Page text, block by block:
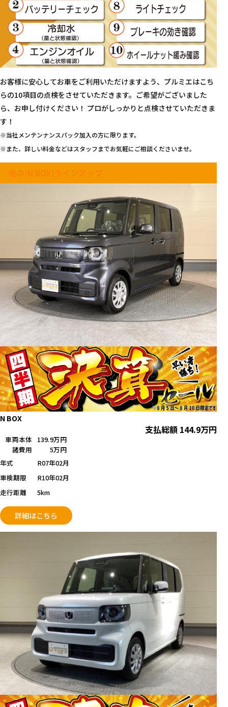
お客様に安心してお車をご利用いただけますよう、プルミエはこち
らの10項目の点検をさせていただきます。ご希望がございました
ら、お申し付けください！ プロがしっかりと点検させていただきま
す！
※当社メンテンナンスパック加入の方に限ります。
※また、詳しい料金などはスタッフまでお気軽にご相談くださいませ。
N BOX
支払総額 144.9万円
車両本体
139.9万円
諸費用
5万円
年式
R07年02月
車検期限
R10年02月
走行距離
5km
詳細はこちら